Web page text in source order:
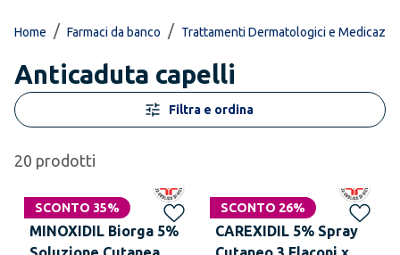
Home / Farmaci da banco / Trattamenti Dermatologici e
Anticaduta capelli
Filtra e ordina
20 prodotti
SCONTO 35%
MINOXIDIL Biorga 5%
SCONTO 26%
CAREXIDIL 5% Spray